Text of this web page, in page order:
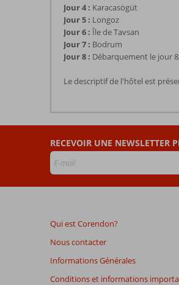
Jour 4 : Karacasögüt
Jour 5 : Longoz
Jour 6 : Île de Tavsan
Jour 7 : Bodrum
Jour 8 : Débarquement le jour
Le descriptif de l'hôtel est
écrits
par
nos
dans
Blue
&
Villa
RECEVOIR UNE NEWSLETTER
Qui est Corendon?
Nous contacter
Informations Générales
Conditions et informations